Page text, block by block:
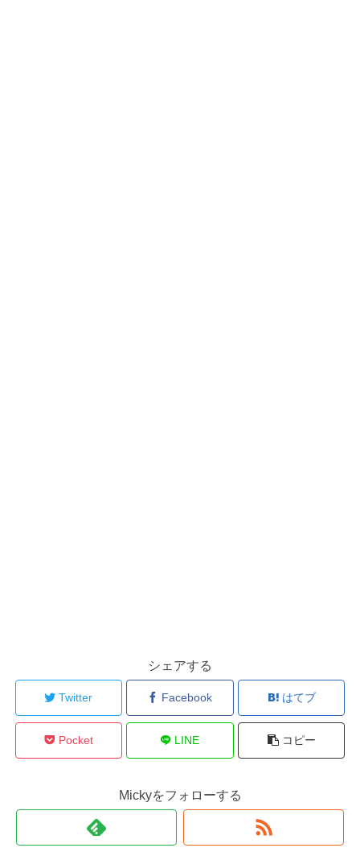
シェアする
Twitter Facebook はてブ
Pocket LINE コピー
Mickyをフォローする